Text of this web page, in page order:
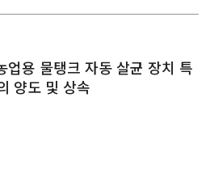
업용 물탱크 자동 살균 장치 특
양도 및 상속